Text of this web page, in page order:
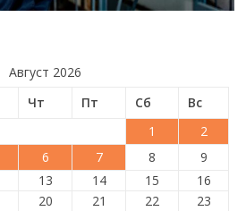
Август 2026
Чт Пт Сб
Вс
1
2
6 7 8
9
13 14 15
16
20 21 22
23